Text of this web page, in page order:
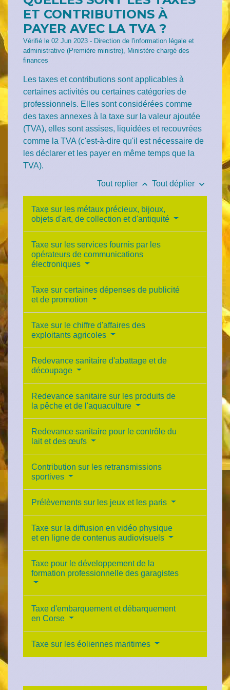
ET CONTRIBUTIONS À
PAYER AVEC LA TVA ?
Vérifié le 02 Jun 2023 - Direction de l'information légale et
administrative (Première ministre), Ministère chargé des
finances
Les taxes et contributions sont applicables à
certaines activités ou certaines catégories de
professionnels. Elles sont considérées comme
des taxes annexes à la taxe sur la valeur ajoutée
(TVA), elles sont assises, liquidées et recouvrées
comme la TVA (c'est-à-dire qu'il est nécessaire de
les déclarer et les payer en même temps que la
TVA).
Tout replier keyboard_arrow_up Tout déplier keyboard_arrow_down
Taxe sur les métaux précieux, bijoux,
objets d'art, de collection et d'antiquité
Taxe sur les services fournis par les
opérateurs de communications
électroniques
Taxe sur certaines dépenses de publicité
et de promotion
Taxe sur le chiffre d'affaires des
exploitants agricoles
Redevance sanitaire d'abattage et de
découpage
Redevance sanitaire sur les produits de
la pêche et de l'aquaculture
Redevance sanitaire pour le contrôle du
lait et des œufs
Contribution sur les retransmissions
sportives
Prélèvements sur les jeux et les paris
Taxe sur la diffusion en vidéo physique
et en ligne de contenus audiovisuels
Taxe pour le développement de la
formation professionnelle des garagistes
Taxe d'embarquement et débarquement
en Corse
Taxe sur les éoliennes maritimes